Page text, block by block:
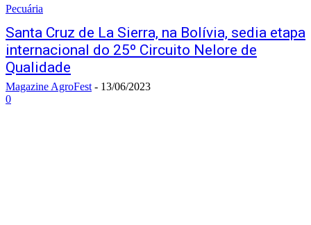
Pecuária
Santa Cruz de La Sierra, na Bolívia, sedia etapa
internacional do 25º Circuito Nelore de
Qualidade
Magazine AgroFest - 13/06/2023
0